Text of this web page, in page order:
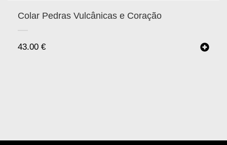
Colar Pedras Vulcânicas e Coração
43.00 €